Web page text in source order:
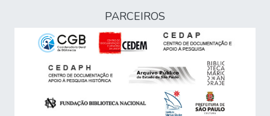
PARCEIROS